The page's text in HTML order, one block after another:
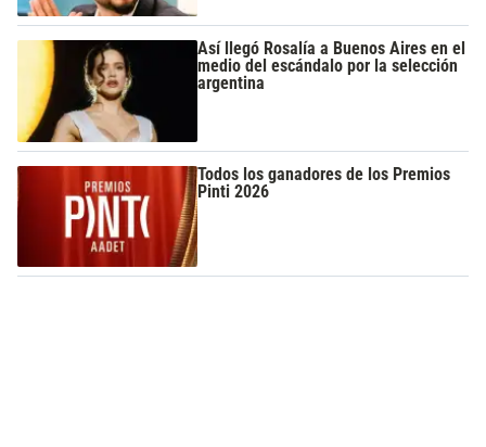
Así llegó Rosalía a Buenos Aires en el
medio del escándalo por la selección
argentina
Todos los ganadores de los Premios
Pinti 2026